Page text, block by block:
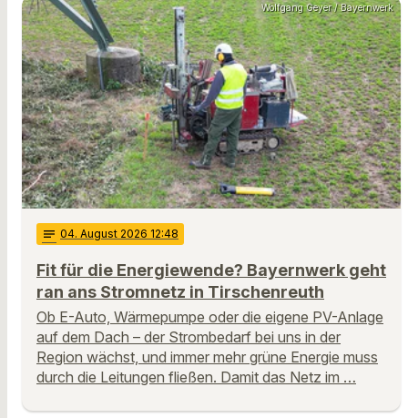
Wolfgang Geyer / Bayernwerk
notes 04. August 2026 12:48
Fit für die Energiewende? Bayernwerk geht
ran ans Stromnetz in Tirschenreuth
Ob E-Auto, Wärmepumpe oder die eigene PV-Anlage
auf dem Dach – der Strombedarf bei uns in der
Region wächst, und immer mehr grüne Energie muss
durch die Leitungen fließen. Damit das Netz im …